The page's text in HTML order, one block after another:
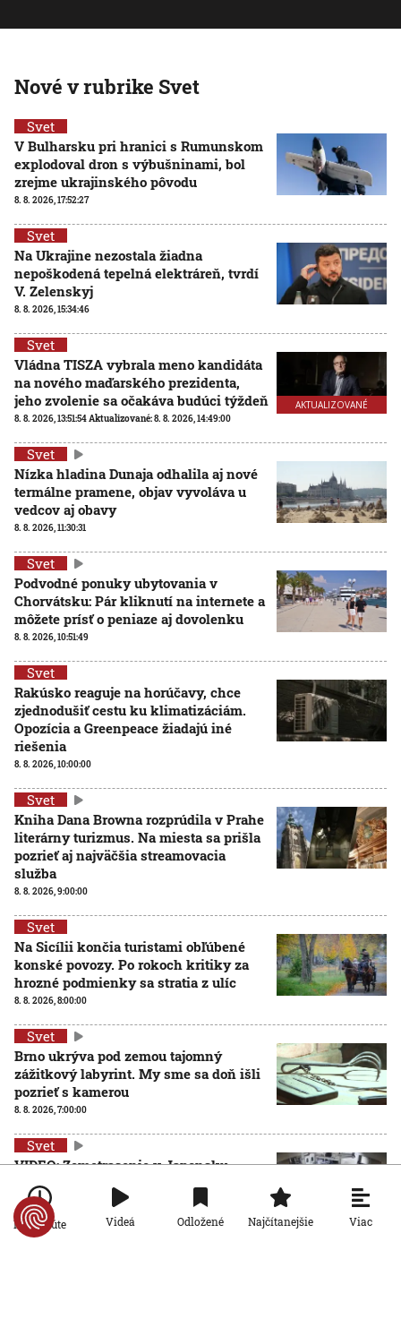
Nové v rubrike Svet
Svet
V Bulharsku pri hranici s Rumunskom
explodoval dron s výbušninami, bol
zrejme ukrajinského pôvodu
8. 8. 2026, 17:52:27
Svet
Na Ukrajine nezostala žiadna
nepoškodená tepelná elektráreň, tvrdí
V. Zelenskyj
8. 8. 2026, 15:34:46
AKTUALIZOVANÉ
Svet
Vládna TISZA vybrala meno kandidáta
na nového maďarského prezidenta,
jeho zvolenie sa očakáva budúci týždeň
8. 8. 2026, 13:51:54Aktualizované:8. 8. 2026, 14:49:00
Svet
Nízka hladina Dunaja odhalila aj nové
termálne pramene, objav vyvoláva u
vedcov aj obavy
8. 8. 2026, 11:30:31
Svet
Podvodné ponuky ubytovania v
Chorvátsku: Pár kliknutí na internete a
môžete prísť o peniaze aj dovolenku
8. 8. 2026, 10:51:49
Svet
Rakúsko reaguje na horúčavy, chce
zjednodušiť cestu ku klimatizáciám.
Opozícia a Greenpeace žiadajú iné
riešenia
8. 8. 2026, 10:00:00
Svet
Kniha Dana Browna rozprúdila v Prahe
literárny turizmus. Na miesta sa prišla
pozrieť aj najväčšia streamovacia
služba
8. 8. 2026, 9:00:00
Svet
Na Sicílii končia turistami obľúbené
konské povozy. Po rokoch kritiky za
hrozné podmienky sa stratia z ulíc
8. 8. 2026, 8:00:00
Svet
Brno ukrýva pod zemou tajomný
zážitkový labyrint. My sme sa doň išli
pozrieť s kamerou
8. 8. 2026, 7:00:00
Svet
VIDEO: Zemetrasenie v Japonsku
zastihlo lekárov uprostred operácie,
pacienta chránili vlastnými telami
7. 8. 2026, 15:01:59
Po minúte Videá Odložené Najčítanejšie Viac